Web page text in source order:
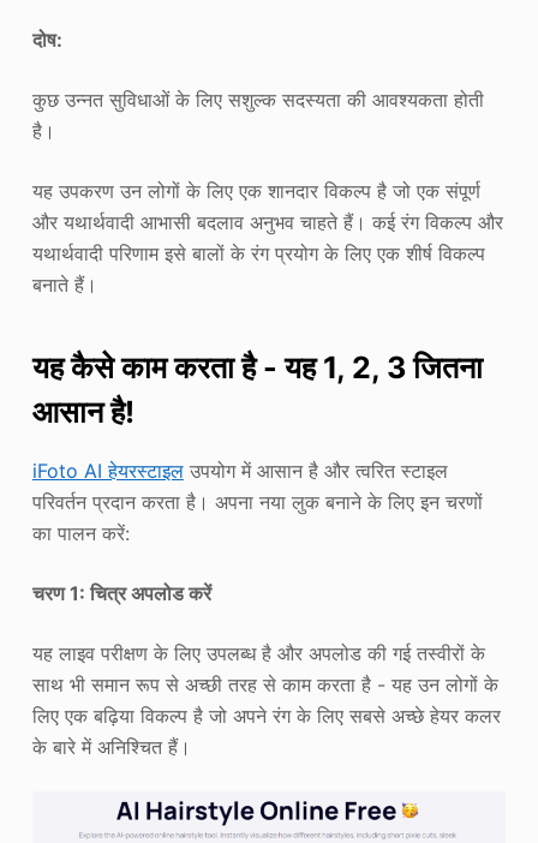
दोष:
कुछ उन्नत सुविधाओं के लिए सशुल्क सदस्यता की आवश्यकता होती
है।
यह उपकरण उन लोगों के लिए एक शानदार विकल्प है जो एक संपूर्ण
और यथार्थवादी आभासी बदलाव अनुभव चाहते हैं। कई रंग विकल्प और
यथार्थवादी परिणाम इसे बालों के रंग प्रयोग के लिए एक शीर्ष विकल्प
बनाते हैं।
यह कैसे काम करता है - यह 1, 2, 3 जितना
आसान है!
iFoto AI हेयरस्टाइलउपयोग में आसान है और त्वरित स्टाइल
परिवर्तन प्रदान करता है। अपना नया लुक बनाने के लिए इन चरणों
का पालन करें:
चरण 1: चित्र अपलोड करें
यह लाइव परीक्षण के लिए उपलब्ध है और अपलोड की गई तस्वीरों के
साथ भी समान रूप से अच्छी तरह से काम करता है - यह उन लोगों के
लिए एक बढ़िया विकल्प है जो अपने रंग के लिए सबसे अच्छे हेयर कलर
के बारे में अनिश्चित हैं।